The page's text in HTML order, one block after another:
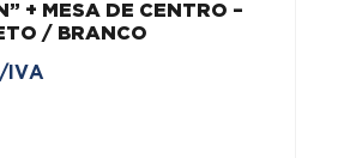
+ MESA DE CENTRO –
/ BRANCO
IVA